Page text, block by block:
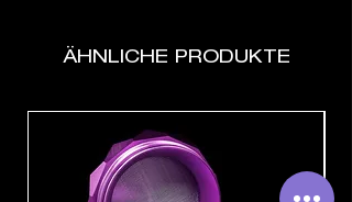
ÄHNLICHE PRODUKTE